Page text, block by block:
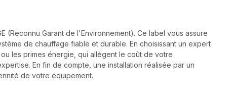
(Reconnu Garant de l'Environnement). Ce label vous assure
de chauffage fiable et durable. En choisissant un expert
les primes énergie, qui allègent le coût de votre
En fin de compte, une installation réalisée par un
de votre équipement.